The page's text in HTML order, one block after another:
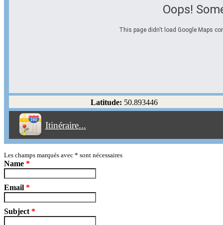
Oops!
This page didn't load Google Maps
Latitude: 50.893446
Itinéraire...
Éviter les autoroutes
Éviter les péages
Partir! Reset
Les champs marqués avec * sont nécessaires
Name *
Email *
Subject *